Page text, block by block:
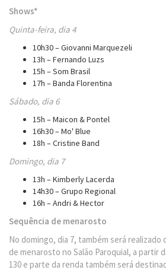
Shows*
Quinta-feira, dia 4
10h30 – Giovanni Marquezeli
13h – Fernando Luzs
15h – Som Brasil
17h – Banda Florentina
Sábado, dia 6
15h – Maicon & Pontel
16h30 – Mo' Blue
18h – Cristine Band
Domingo, dia 7
13h – Kimberly Lacerda
14h30 – Grupo Regional
16h – Andri & Hector
Sequência de menarosto
No domingo, dia 7, também será realizado
de menarosto no Salão Paroquial, a partir
130 e parte da renda também será